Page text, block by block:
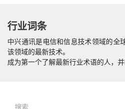
行业词条
中兴通讯是电信和信息技术领域的全
该领域的最新技术。
成为第一个了解最新行业术语的人，并